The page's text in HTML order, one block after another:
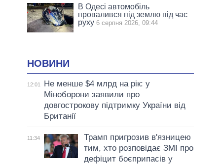
В Одесі автомобіль
провалився під землю під час
руху 6 серпня 2026, 09:44
НОВИНИ
12:01
Не менше $4 млрд на рік: у
Міноборони заявили про
довгострокову підтримку України від
Британії
11:34
Трамп пригрозив в'язницею
тим, хто розповідає ЗМІ про
дефіцит боєприпасів у